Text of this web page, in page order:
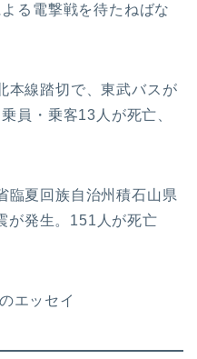
る電撃戦を待たねばな
本線踏切で、東武バスが
員・乗客13人が死亡、
臨夏回族自治州積石山県
が発生。151人が死亡
エッセイ